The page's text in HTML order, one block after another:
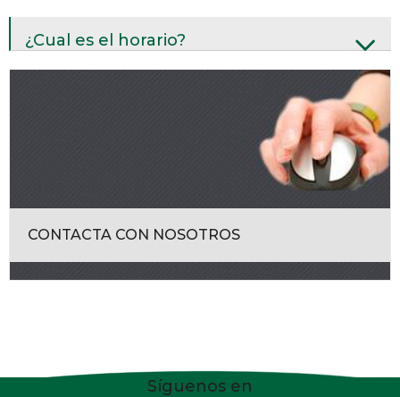
¿Cual es el horario?
CONTACTA CON NOSOTROS
Síguenos en